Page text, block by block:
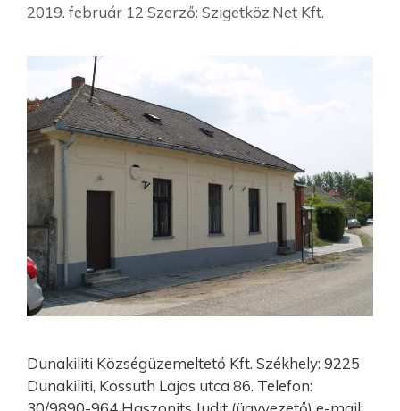
2019. február 12 Szerző: Szigetköz.Net Kft.
Dunakiliti Községüzemeltető Kft. Székhely: 9225
Dunakiliti, Kossuth Lajos utca 86. Telefon: